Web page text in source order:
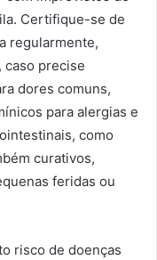
Certifique-se de
regularmente,
caso precise
dores comuns,
para alergias e
como
curativos,
feridas ou
risco de doenças